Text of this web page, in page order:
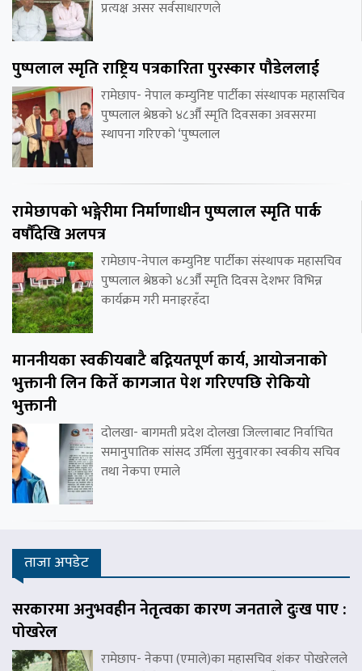
प्रत्यक्ष असर सर्वसाधारणले
पुष्पलाल स्मृति राष्ट्रिय पत्रकारिता पुरस्कार पौडेललाई
रामेछाप- नेपाल कम्युनिष्ट पार्टीका संस्थापक महासचिव
पुष्पलाल श्रेष्ठको ४८औँ स्मृति दिवसका अवसरमा
स्थापना गरिएको ‘पुष्पलाल
रामेछापको भङ्गेरीमा निर्माणाधीन पुष्पलाल स्मृति पार्क
वर्षौंदेखि अलपत्र
रामेछाप-नेपाल कम्युनिष्ट पार्टीका संस्थापक महासचिव
पुष्पलाल श्रेष्ठको ४८औँ स्मृति दिवस देशभर विभिन्न
कार्यक्रम गरी मनाइरहँदा
माननीयका स्वकीयबाटै बद्नियतपूर्ण कार्य, आयोजनाको
भुक्तानी लिन किर्ते कागजात पेश गरिएपछि रोकियो
भुक्तानी
दोलखा- बागमती प्रदेश दोलखा जिल्लाबाट निर्वाचित
समानुपातिक सांसद उर्मिला सुनुवारका स्वकीय सचिव
तथा नेकपा एमाले
ताजा अपडेट
सरकारमा अनुभवहीन नेतृत्वका कारण जनताले दुःख पाए :
पोखरेल
रामेछाप- नेकपा (एमाले)का महासचिव शंकर पोखरेलले